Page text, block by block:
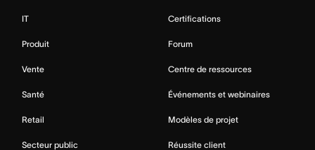
IT
Produit
Vente
Santé
Retail
Secteur public
Certifications
Forum
Centre de ressources
Événements et webinaires
Modèles de projet
Réussite client